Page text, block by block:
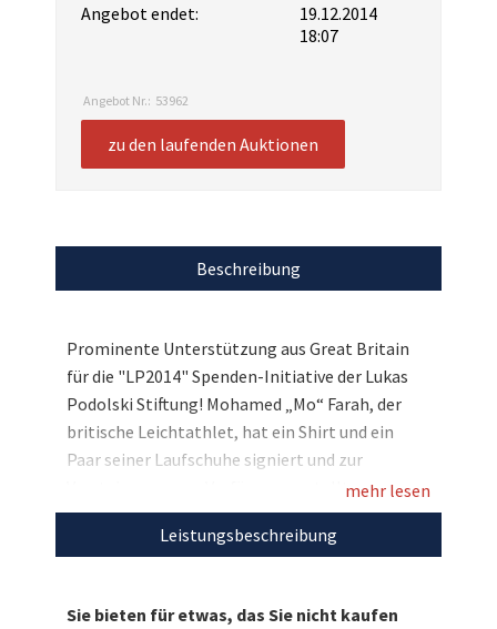
Angebot endet:
19.12.2014
18:07
Angebot Nr.: 53962
zu den laufenden Auktionen
Beschreibung
Prominente Unterstützung aus Great Britain
für die "LP2014" Spenden-Initiative der Lukas
Podolski Stiftung! Mohamed „Mo“ Farah, der
britische Leichtathlet, hat ein Shirt und ein
Paar seiner Laufschuhe signiert und zur
Versteigerung zur Verfügung gestellt.
Spätestens seit seinem legendären Doppelsieg
bei den Olympischen Spielen 2012 in London
mehr lesen
Leistungsbeschreibung
Sie bieten für etwas, das Sie nicht kaufen